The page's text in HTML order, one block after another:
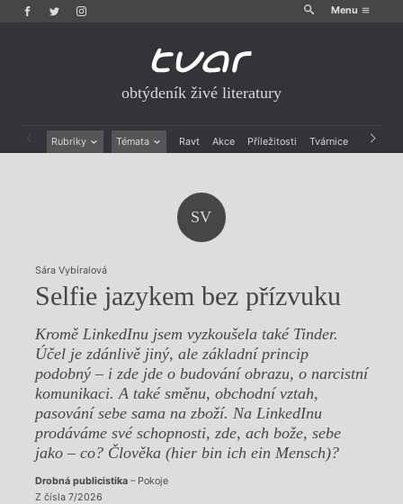
Menu
obtýdeník živé literatury
Rubriky Témata Ravt Akce Příležitosti Tvárnice Archiv
SV
Sára Vybíralová
Selfie jazykem bez přízvuku
Kromě LinkedInu jsem vyzkoušela také Tinder.
Účel je zdánlivě jiný, ale základní princip
podobný – i zde jde o budování obrazu, o narcistní
komunikaci. A také směnu, obchodní vztah,
pasování sebe sama na zboží. Na LinkedInu
prodáváme své schopnosti, zde, ach bože, sebe
jako – co? Člověka (hier bin ich ein Mensch)?
Drobná publicistika– Pokoje
Z čísla 7/2026